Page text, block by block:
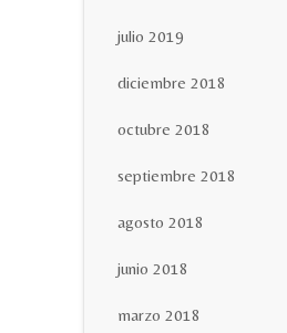
julio 2019
diciembre 2018
octubre 2018
septiembre 2018
agosto 2018
junio 2018
marzo 2018